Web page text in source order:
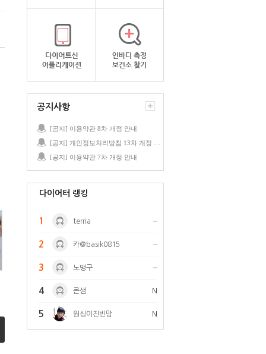
공지사항
[공지] 이용약관 8차 개정 안내
[공지] 이용약관 7차 개정 안내
다이어터 랭킹
1 terria
2 카@basik0815
3 노맹구
4 큰샘 N
5 원싱이진빈맘 N